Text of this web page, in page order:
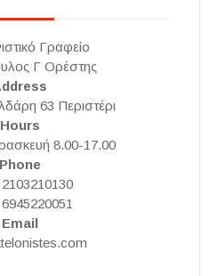
Γραφείο
Γ Ορέστης
63 Περιστέρι
Hours
8.00-17.00
Phone
Email